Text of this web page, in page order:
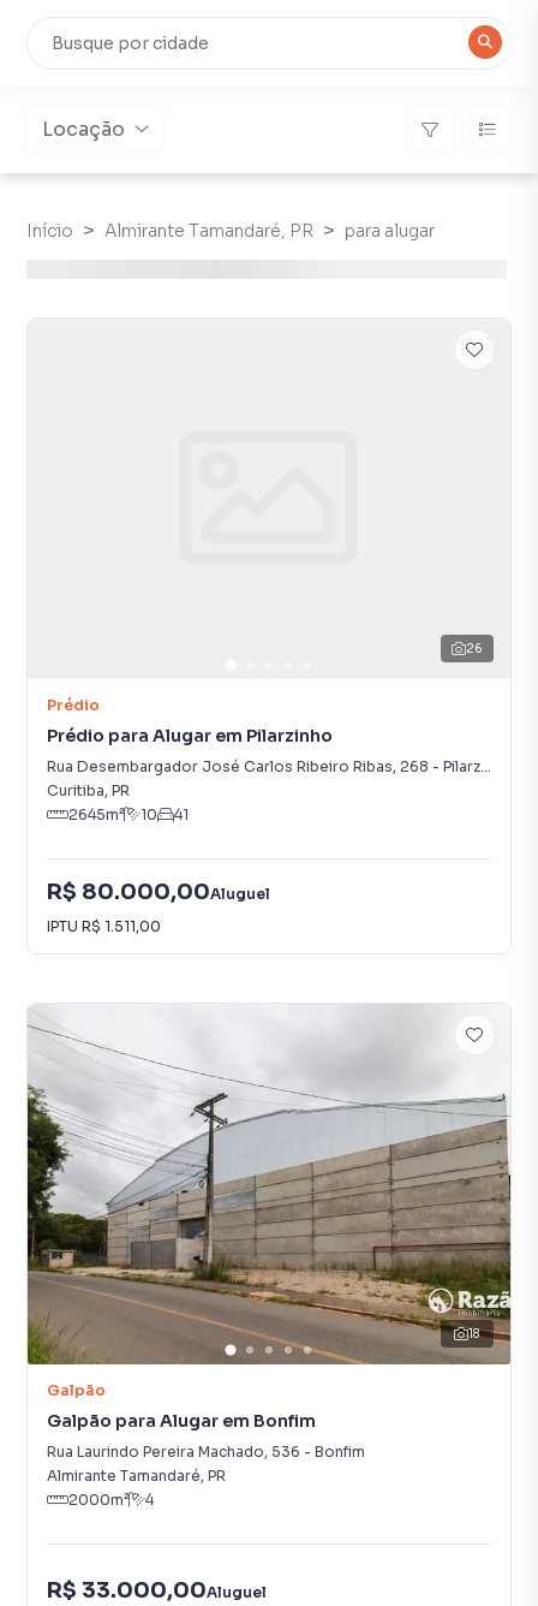
Locação
Início Almirante Tamandaré, PR para alugar
26
Prédio
Prédio para Alugar em Pilarzinho
Rua Desembargador José Carlos Ribeiro Ribas, 268 - Pilarzinho
Curitiba, PR
2645m² 10 41
R$ 80.000,00Aluguel
IPTU R$ 1.511,00
18
Galpão
Galpão para Alugar em Bonfim
Rua Laurindo Pereira Machado, 536 - Bonfim
Almirante Tamandaré, PR
2000m² 4
R$ 33.000,00Aluguel